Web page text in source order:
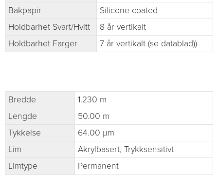
Bakpapir
Silicone-coated
Holdbarhet Svart/Hvitt
8 år vertikalt
Holdbarhet Farger
7 år vertikalt (se datablad))
Bredde
1.230 m
Lengde
50.00 m
Tykkelse
64.00 µm
Lim
Akrylbasert, Trykksensitivt
Limtype
Permanent